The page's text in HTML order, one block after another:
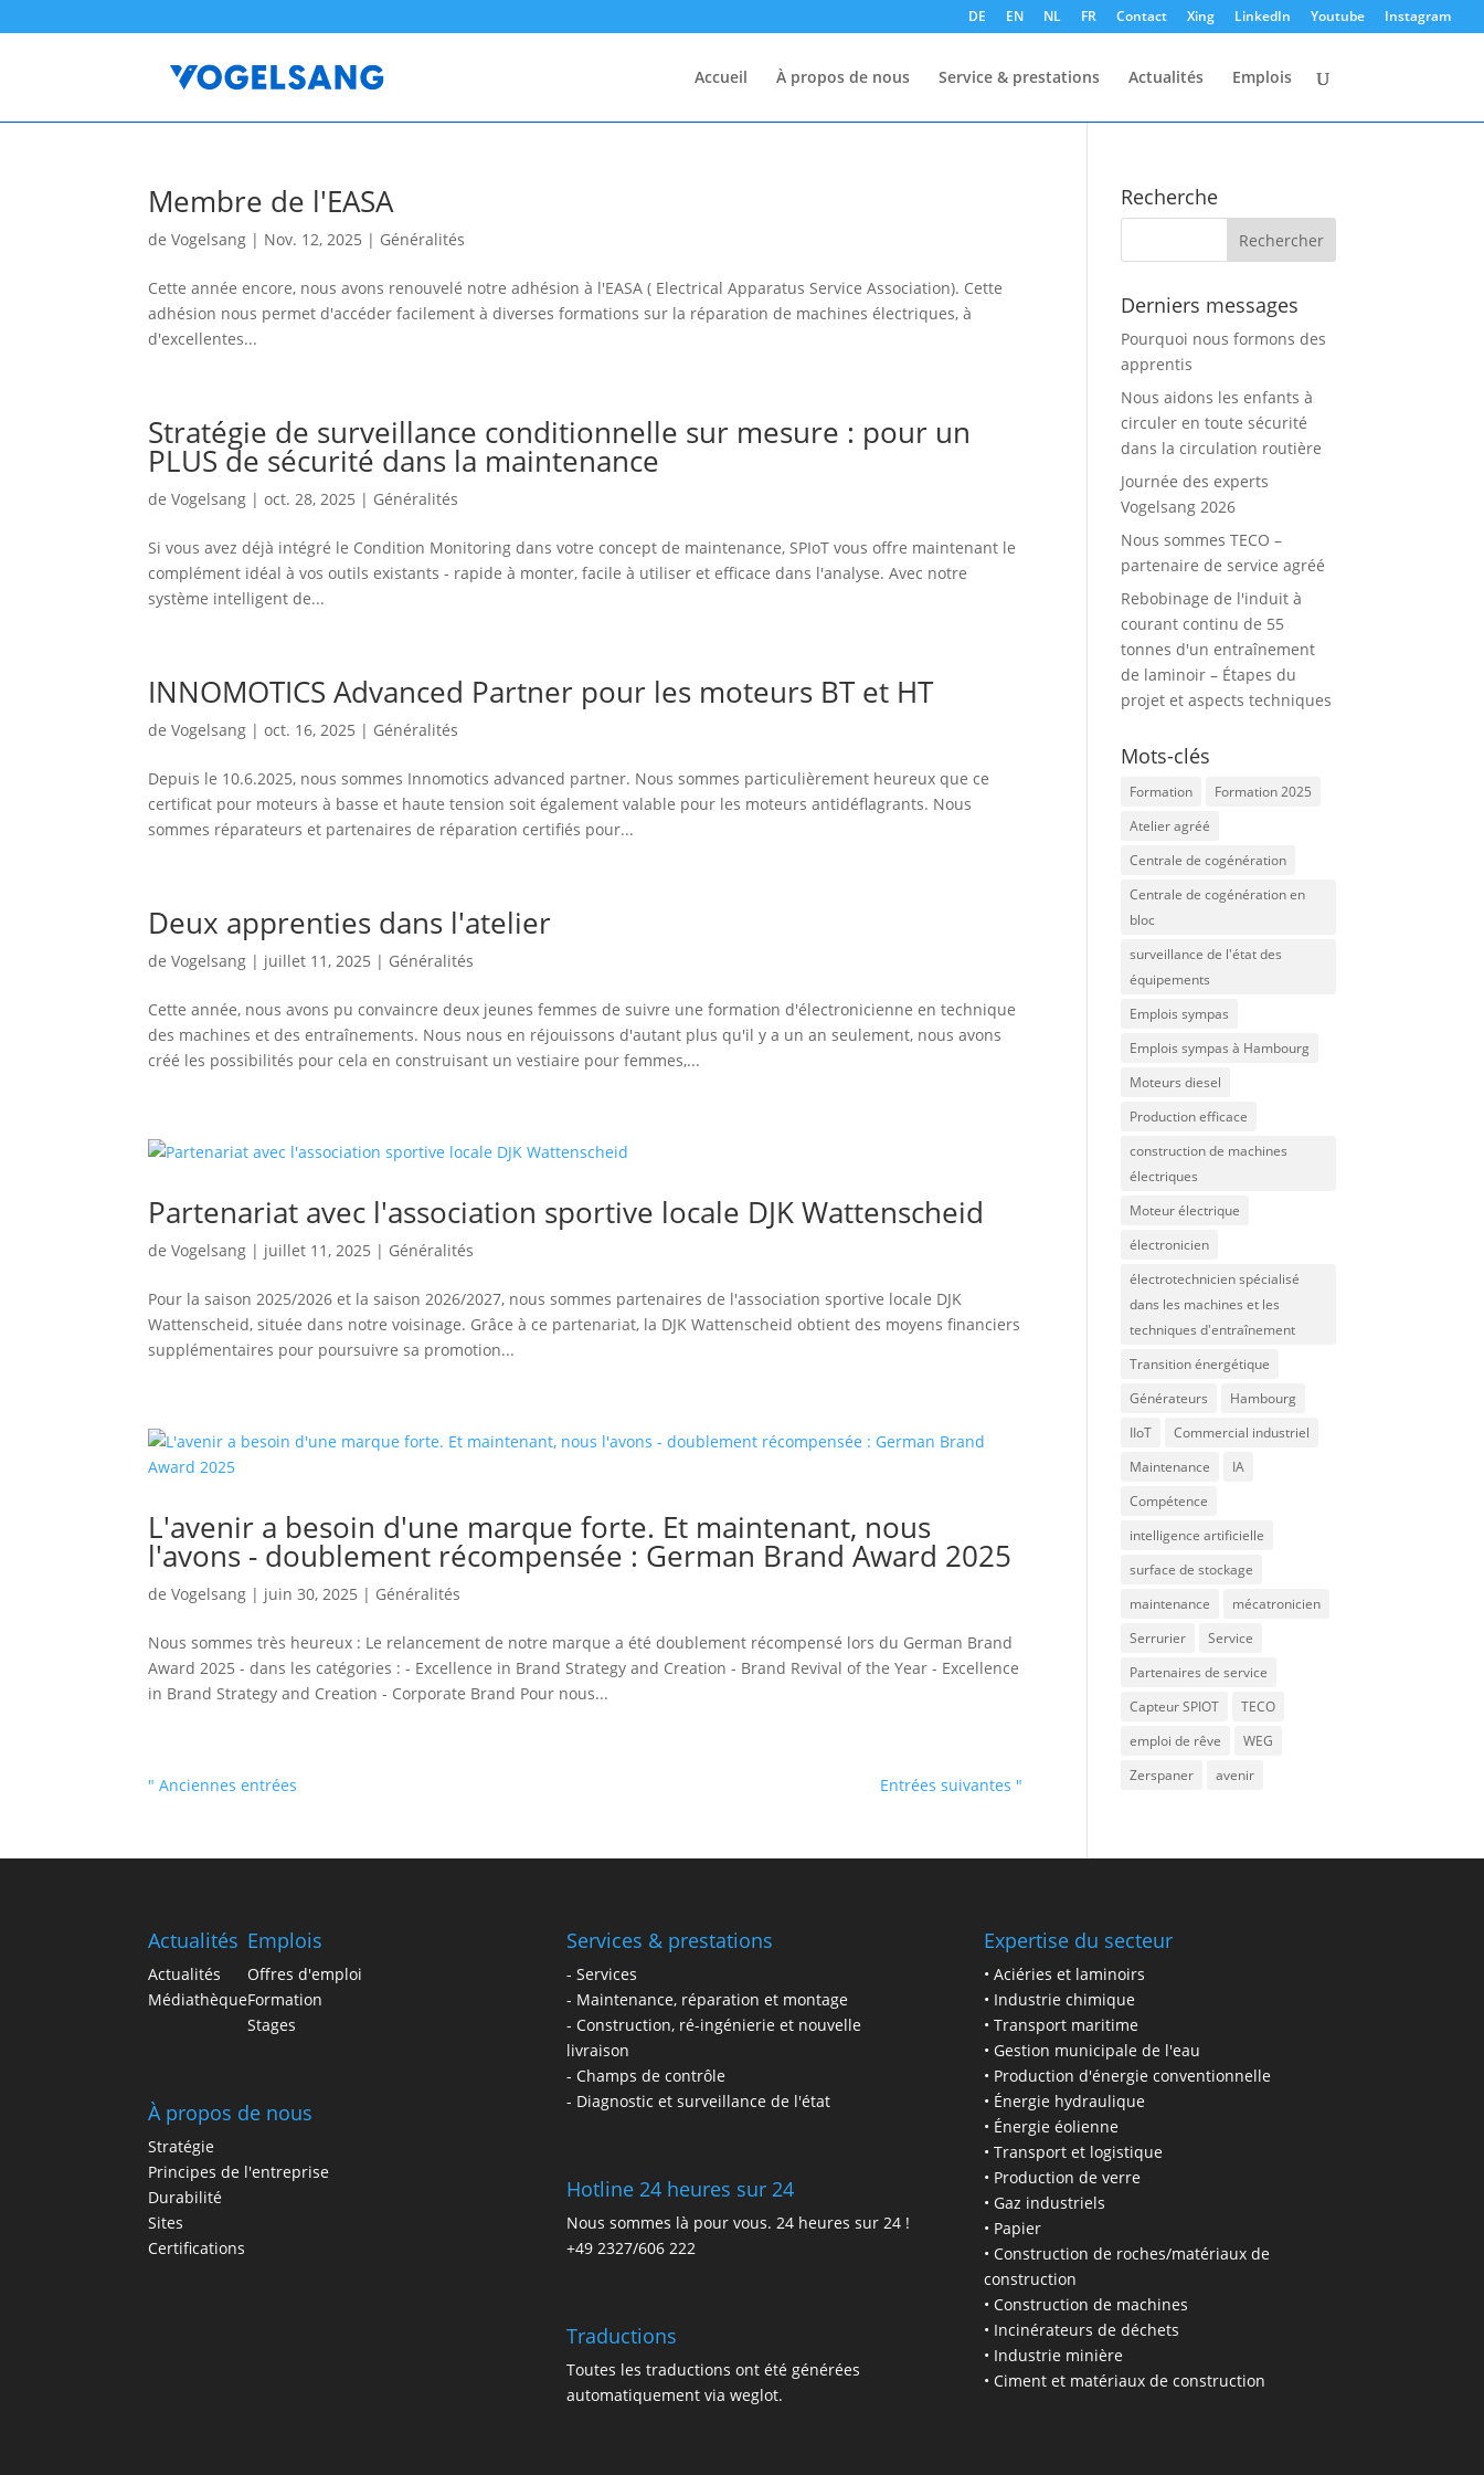
DE EN NL FR Contact Xing LinkedIn Youtube Instagram
Accueil À propos de nous Service & prestations Actualités Emplois
Membre de l'EASA
deVogelsang | Nov. 12, 2025 | Généralités
Cette année encore, nous avons renouvelé notre adhésion à l'EASA ( Electrical Apparatus Service Association). Cette
adhésion nous permet d'accéder facilement à diverses formations sur la réparation de machines électriques, à
d'excellentes...
Stratégie de surveillance conditionnelle sur mesure : pour un
PLUS de sécurité dans la maintenance
deVogelsang |oct. 28, 2025 | Généralités
Si vous avez déjà intégré le Condition Monitoring dans votre concept de maintenance, SPIoT vous offre maintenant le
complément idéal à vos outils existants - rapide à monter, facile à utiliser et efficace dans l'analyse. Avec notre
système intelligent de...
INNOMOTICS Advanced Partner pour les moteurs BT et HT
deVogelsang |oct. 16, 2025 | Généralités
Depuis le 10.6.2025, nous sommes Innomotics advanced partner. Nous sommes particulièrement heureux que ce
certificat pour moteurs à basse et haute tension soit également valable pour les moteurs antidéflagrants. Nous
sommes réparateurs et partenaires de réparation certifiés pour...
Deux apprenties dans l'atelier
deVogelsang | juillet 11, 2025 | Généralités
Cette année, nous avons pu convaincre deux jeunes femmes de suivre une formation d'électronicienne en technique
des machines et des entraînements. Nous nous en réjouissons d'autant plus qu'il y a un an seulement, nous avons
créé les possibilités pour cela en construisant un vestiaire pour femmes,...
Partenariat avec l'association sportive locale DJK Wattenscheid
deVogelsang | juillet 11, 2025 | Généralités
Pour la saison 2025/2026 et la saison 2026/2027, nous sommes partenaires de l'association sportive locale DJK
Wattenscheid, située dans notre voisinage. Grâce à ce partenariat, la DJK Wattenscheid obtient des moyens financiers
supplémentaires pour poursuivre sa promotion...
L'avenir a besoin d'une marque forte. Et maintenant, nous
l'avons - doublement récompensée : German Brand Award 2025
deVogelsang | juin 30, 2025 | Généralités
Nous sommes très heureux : Le relancement de notre marque a été doublement récompensé lors du German Brand
Award 2025 - dans les catégories : - Excellence in Brand Strategy and Creation - Brand Revival of the Year - Excellence
in Brand Strategy and Creation - Corporate Brand Pour nous...
" Anciennes entrées Entrées suivantes "
Recherche
Derniers messages
Pourquoi nous formons des
apprentis
Nous aidons les enfants à
circuler en toute sécurité
dans la circulation routière
Journée des experts
Vogelsang 2026
Nous sommes TECO –
partenaire de service agréé
Rebobinage de l'induit à
courant continu de 55
tonnes d'un entraînement
de laminoir – Étapes du
projet et aspects techniques
Mots-clés
Formation
Formation 2025
Atelier agréé
Centrale de cogénération
Centrale de cogénération en
bloc
surveillance de l'état des
équipements
Emplois sympas
Emplois sympas à Hambourg
Moteurs diesel
Production efficace
construction de machines
électriques
Moteur électrique
électronicien
électrotechnicien spécialisé
dans les machines et les
techniques d'entraînement
Transition énergétique
Générateurs
Hambourg
IIoT
Commercial industriel
Maintenance
IA
Compétence
intelligence artificielle
surface de stockage
maintenance
mécatronicien
Serrurier
Service
Partenaires de service
Capteur SPIOT
TECO
emploi de rêve
WEG
Zerspaner
avenir
Actualités
Actualités
Médiathèque
Emplois
Offres d'emploi
Formation
Stages
À propos de nous
Stratégie
Principes de l'entreprise
Durabilité
Sites
Certifications
Services & prestations
- Services
- Maintenance, réparation et montage
- Construction, ré-ingénierie et nouvelle
livraison
- Champs de contrôle
- Diagnostic et surveillance de l'état
Hotline 24 heures sur 24
Nous sommes là pour vous. 24 heures sur 24 !
+49 2327/606 222
Traductions
Toutes les traductions ont été générées
automatiquement via weglot.
Expertise du secteur
• Aciéries et laminoirs
• Industrie chimique
• Transport maritime
• Gestion municipale de l'eau
• Production d'énergie conventionnelle
• Énergie hydraulique
• Énergie éolienne
• Transport et logistique
• Production de verre
• Gaz industriels
• Papier
• Construction de roches/matériaux de
construction
• Construction de machines
• Incinérateurs de déchets
• Industrie minière
• Ciment et matériaux de construction